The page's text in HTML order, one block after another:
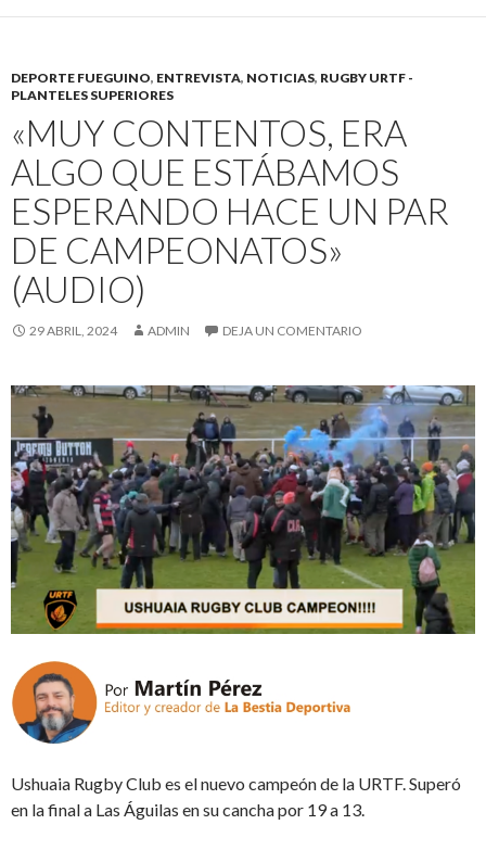
DEPORTE FUEGUINO, ENTREVISTA, NOTICIAS, RUGBY URTF -
PLANTELES SUPERIORES
«MUY CONTENTOS, ERA
ALGO QUE ESTÁBAMOS
ESPERANDO HACE UN PAR
DE CAMPEONATOS»
(AUDIO)
29 ABRIL, 2024 ADMIN DEJA UN COMENTARIO
Ushuaia Rugby Club es el nuevo campeón de la URTF. Superó
en la final a Las Águilas en su cancha por 19 a 13.